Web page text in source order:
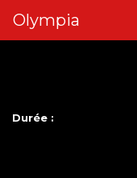
Olympia
Durée :